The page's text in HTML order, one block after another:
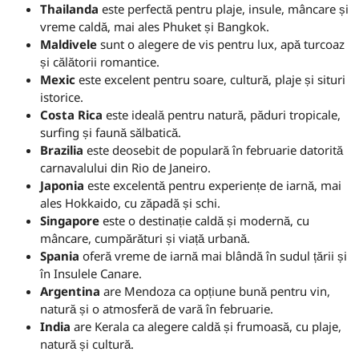
Thailanda este perfectă pentru plaje, insule, mâncare și
vreme caldă, mai ales Phuket și Bangkok.
Maldivele sunt o alegere de vis pentru lux, apă turcoaz
și călătorii romantice.
Mexic este excelent pentru soare, cultură, plaje și situri
istorice.
Costa Rica este ideală pentru natură, păduri tropicale,
surfing și faună sălbatică.
Brazilia este deosebit de populară în februarie datorită
carnavalului din Rio de Janeiro.
Japonia este excelentă pentru experiențe de iarnă, mai
ales Hokkaido, cu zăpadă și schi.
Singapore este o destinație caldă și modernă, cu
mâncare, cumpărături și viață urbană.
Spania oferă vreme de iarnă mai blândă în sudul țării și
în Insulele Canare.
Argentina are Mendoza ca opțiune bună pentru vin,
natură și o atmosferă de vară în februarie.
India are Kerala ca alegere caldă și frumoasă, cu plaje,
natură și cultură.